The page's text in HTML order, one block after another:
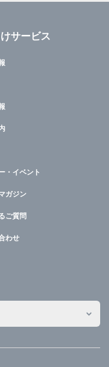
サービス
・イベント
ガジン
ご質問
わせ